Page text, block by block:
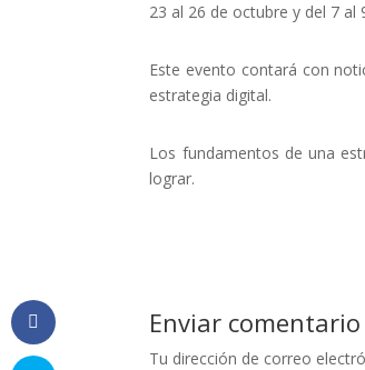
23 al 26 de octubre y del 7 al
Este evento contará con
estrategia digital.
Los fundamentos de una
lograr.
Enviar comentario
Tu dirección de correo